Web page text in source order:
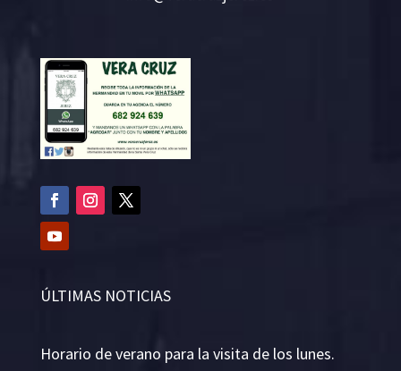
ÚLTIMAS NOTICIAS
Horario de verano para la visita de los lunes.